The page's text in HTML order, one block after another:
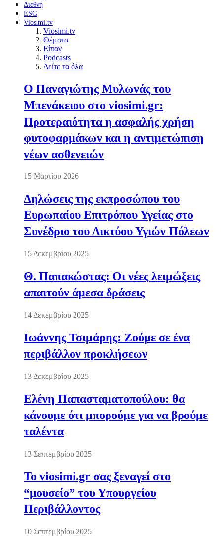
Διεθνή
ESG
Viosimi.tv
Viosimi.tv
Θέματα
Είπαν
Podcasts
Δείτε τα όλα
Ο Παναγιώτης Μυλωνάς του
Μπενάκειου στο viosimi.gr:
Προτεραιότητα η ασφαλής χρήση
φυτοφαρμάκων και η αντιμετώπιση
νέων ασθενειών
15 Μαρτίου 2026
Δηλώσεις της εκπροσώπου του
Ευρωπαίου Επιτρόπου Υγείας στο
Συνέδριο του Δικτύου Υγιών Πόλεων
15 Δεκεμβρίου 2025
Θ. Παπακώστας: Οι νέες λειμώξεις
απαιτούν άμεσα δράσεις
14 Δεκεμβρίου 2025
Ιωάννης Τσιμάρης: Ζούμε σε ένα
περιβάλλον προκλήσεων
13 Δεκεμβρίου 2025
Ελένη Παπασταματοπούλου: θα
κάνουμε ότι μπορούμε για να βρούμε
ταλέντα
13 Σεπτεμβρίου 2025
Το viosimi.gr σας ξεναγεί στο
“μουσείο” του Υπουργείου
Περιβάλλοντος
10 Σεπτεμβρίου 2025